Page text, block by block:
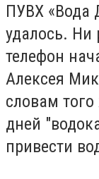
ПУВХ «Вода
удалось.
телефон
Алексея
словам
дней
привести